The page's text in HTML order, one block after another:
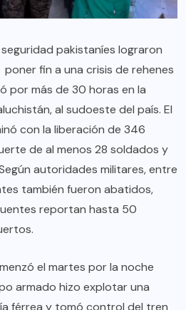
pakistaníes lograron
fin a una crisis de rehenes
por más de 30 horas en la
al sudoeste del país. El
con la liberación de 346
de al menos 28 soldados y
autoridades militares, entre
también fueron abatidos,
reportan hasta 50
el martes por la noche
armado hizo explotar una
férrea y tomó control del tren